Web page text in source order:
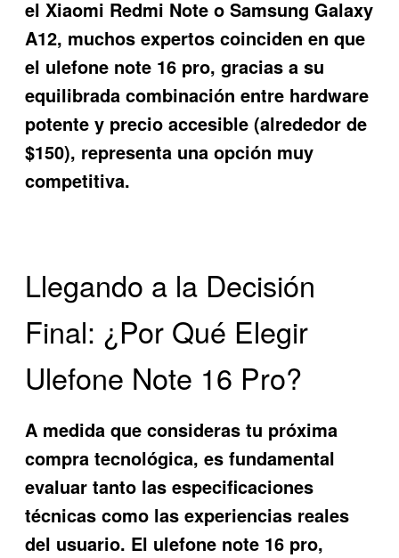
el Xiaomi Redmi Note o Samsung Galaxy
A12, muchos expertos coinciden en que
el ulefone note 16 pro, gracias a su
equilibrada combinación entre hardware
potente y precio accesible (alrededor de
$150), representa una opción muy
competitiva.
Llegando a la Decisión
Final: ¿Por Qué Elegir
Ulefone Note 16 Pro?
A medida que consideras tu próxima
compra tecnológica, es fundamental
evaluar tanto las especificaciones
técnicas como las experiencias reales
del usuario. El ulefone note 16 pro,